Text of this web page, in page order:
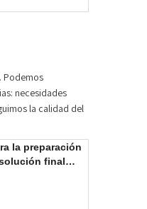
. Podemos
necesidades
la calidad del
la preparación
final